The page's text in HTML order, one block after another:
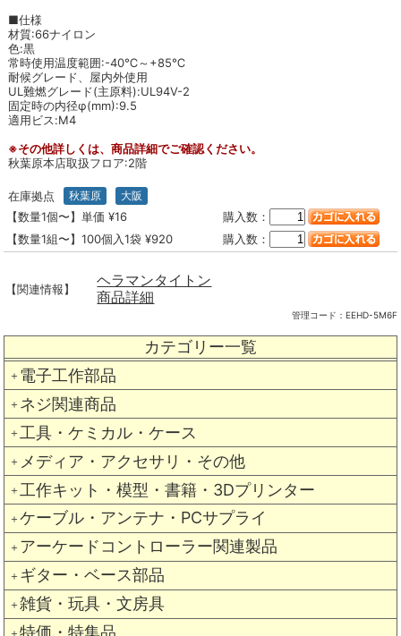
カテゴリー一覧
＋ 電子工作部品
＋ ネジ関連商品
＋ 工具・ケミカル・ケース
＋ メディア・アクセサリ・その他
＋ 工作キット・模型・書籍・3Dプリンター
＋ ケーブル・アンテナ・PCサプライ
＋ アーケードコントローラー関連製品
＋ ギター・ベース部品
＋ 雑貨・玩具・文房具
＋ 特価・特集品
■仕様
材質:66ナイロン
色:黒
常時使用温度範囲:-40℃～+85℃
耐候グレード、屋内外使用
UL難燃グレード(主原料):UL94V-2
固定時の内径φ(mm):9.5
適用ビス:M4
※その他詳しくは、商品詳細でご確認ください。
秋葉原本店取扱フロア:2階
在庫拠点 秋葉原 大阪
【数量1個〜】単価 ¥16
購入数：
【数量1組〜】100個入1袋 ¥920
購入数：
【関連情報】
ヘラマンタイトン
商品詳細
管理コード： EEHD-5M6F